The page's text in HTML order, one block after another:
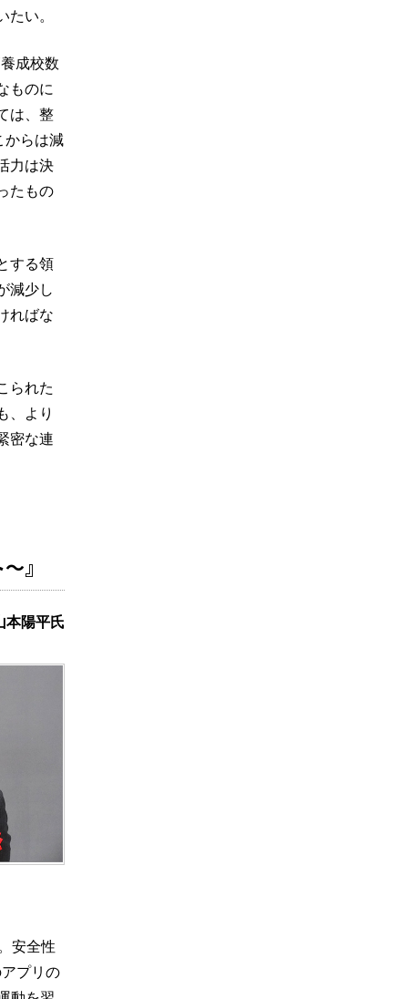
い。
成校数
ものに
は、整
からは減
力は決
たもの
する領
減少し
ればな
られた
、より
密な連
』
陽平氏
安全性
プリの